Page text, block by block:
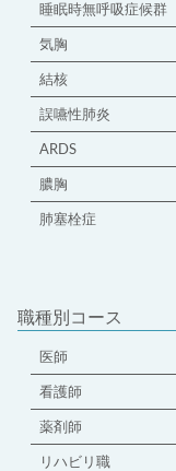
睡眠時無呼吸症候群
気胸
結核
誤嚥性肺炎
ARDS
膿胸
肺塞栓症
職種別コース
医師
看護師
薬剤師
リハビリ職